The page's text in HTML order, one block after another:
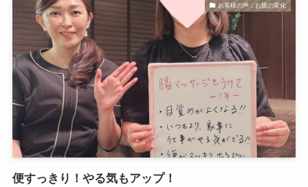
お客様の声：お腹の変化
便すっきり！やる気もアップ！